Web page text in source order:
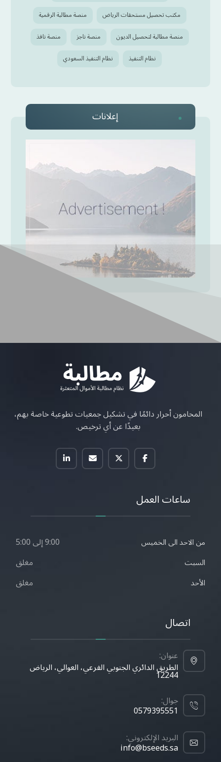
مكتب تحصيل مستحقات الرياض
منصة مطالبة الرقمية
منصة مطالبة لتحصيل الديون
منصة ناجز
منصة نافذ
نظام التنفيذ
نظام التنفيذ السعودي
إعلانات
المحامون أحرار دائمًا في تشكيل جمعيات تطوعية خاصة بهم،
بعيدًا عن أي ترخيص.
ساعات العمل
من الاحد الى الخميس 9:00 إلى 5:00
السبت مغلق
الأحد مغلق
اتصال
عنوان:
الطريق الدائري الجنوبي الفرعي، العوالي، الرياض
12244
جوال:
0579395551
البريد الإلكتروني:
info@bseeds.sa